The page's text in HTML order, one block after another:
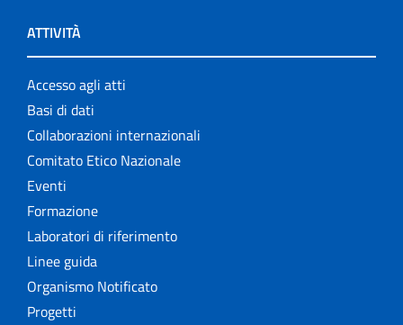
ATTIVITÀ
Accesso agli atti
Basi di dati
Collaborazioni internazionali
Comitato Etico Nazionale
Eventi
Formazione
Laboratori di riferimento
Linee guida
Organismo Notificato
Progetti